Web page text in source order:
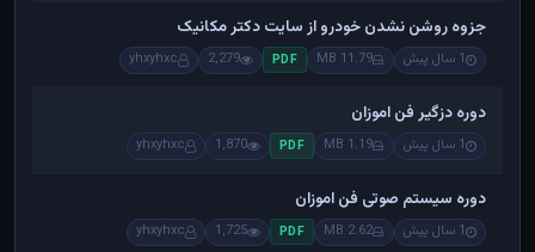
جزوه روشن نشدن خودرو از سایت دکتر مکانیک
1 سال پیش 11.79 MB
PDF
2,279
yhxyhxc
دوره دزگیر فن اموزان
1 سال پیش 1.19 MB
PDF
1,870
yhxyhxc
دوره سیستم صوتی فن اموزان
1 سال پیش 2.62 MB
PDF
1,725
yhxyhxc